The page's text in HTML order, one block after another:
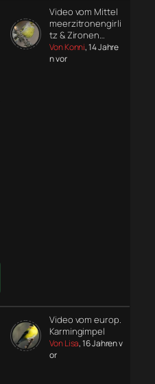
Video vom Mittel
meerzitronengirli
tz & Zironen…
Von Konni, 14 Jahre
n vor
Video vom europ.
Karmingimpel
Von Lisa, 16 Jahren v
or